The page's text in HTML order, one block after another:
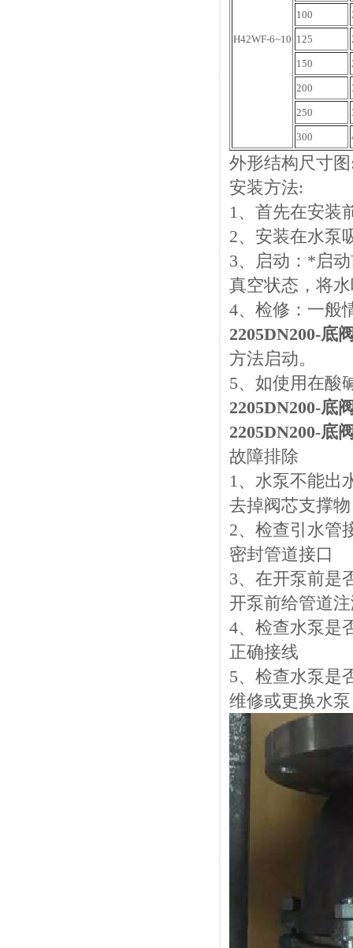
H42WF-6~10
100
125
150
200
250
300
外形结构尺寸
安装方法:
1、首先在安装
2、安装在水泵
3、启动：*启
真空状态，将
4、检修：一般
2205DN200-底
方法启动。
5、如使用在酸
2205DN200-底
2205DN200-底
故障排除
1、水泵不能出
去掉阀芯支撑物
2、检查引水管
密封管道接口
3、在开泵前是
开泵前给管道
4、检查水泵是
正确接线
5、检查水泵是
维修或更换水泵